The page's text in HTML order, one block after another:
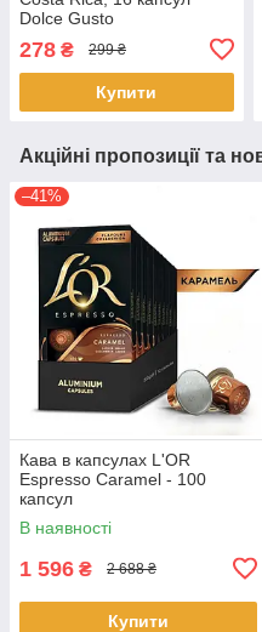
Dolce Gusto
278 ₴ 299 ₴
Купити
Акційні пропозиції та
–41%
Кава в капсулах L'OR
Espresso Caramel - 100
капсул
В наявності
1 596 ₴ 2 688 ₴
Купити